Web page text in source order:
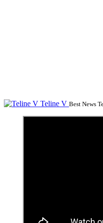
Teline V Best News